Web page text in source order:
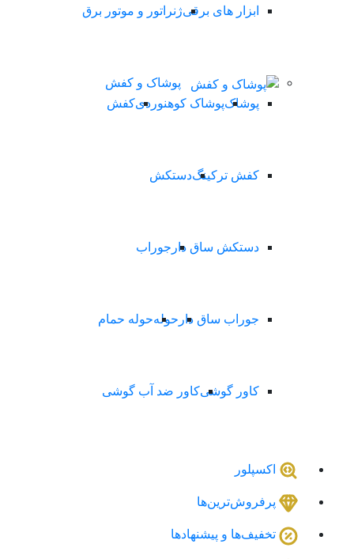
ابزار های برقیژنراتور و موتور برق
پوشاک و کفش
پوشاکپوشاک کوهنوردیکفش
کفش ترکینگدستکش
دستکش ساق دار جوراب
جوراب ساق دار حولهحوله حمام
کاور گوشیکاور ضد آب گوشی
اکسپلور
پرفروش‌ترین‌ها
تخفیف‌ها و پیشنهادها